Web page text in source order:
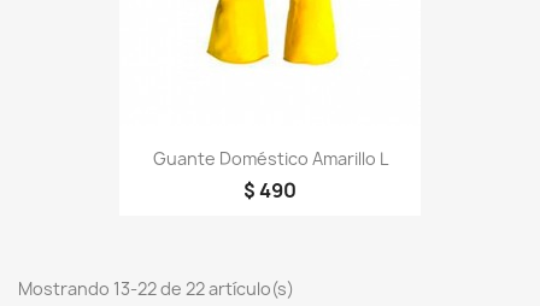
Guante Doméstico Amarillo L
$ 490
Mostrando 13-22 de 22 artículo(s)